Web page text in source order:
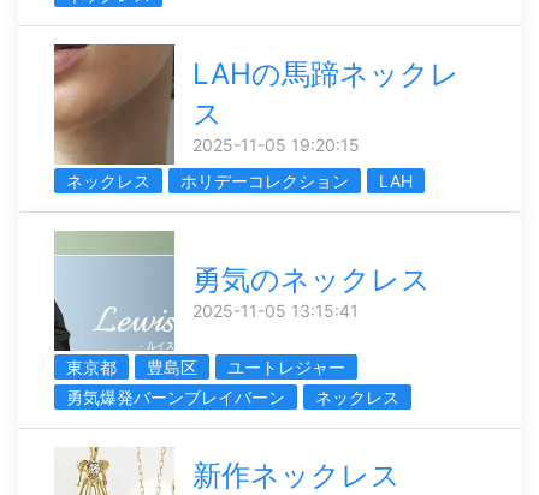
LAHの馬蹄ネックレ
ス
2025-11-05 19:20:15
ネックレス
ホリデーコレクション LAH
勇気のネックレス
2025-11-05 13:15:41
東京都 豊島区
ユートレジャー
勇気爆発バーンブレイバーン
ネックレス
新作ネックレス